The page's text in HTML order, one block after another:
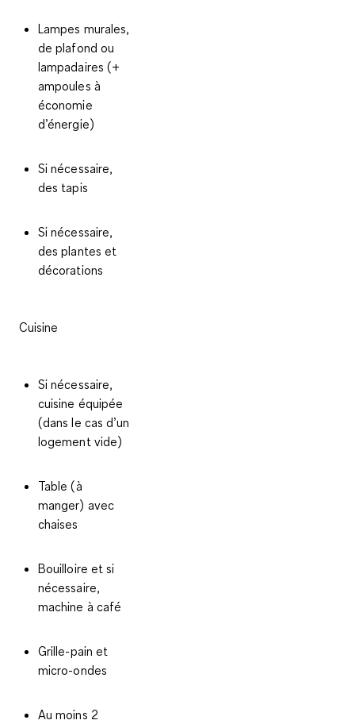
Lampes murales,
de plafond ou
lampadaires (+
ampoules à
économie
d’énergie)
Si nécessaire,
des tapis
Si nécessaire,
des plantes et
décorations
Cuisine
Si nécessaire,
cuisine équipée
(dans le cas d’un
logement vide)
Table (à
manger) avec
chaises
Bouilloire et si
nécessaire,
machine à café
Grille-pain et
micro-ondes
Au moins 2